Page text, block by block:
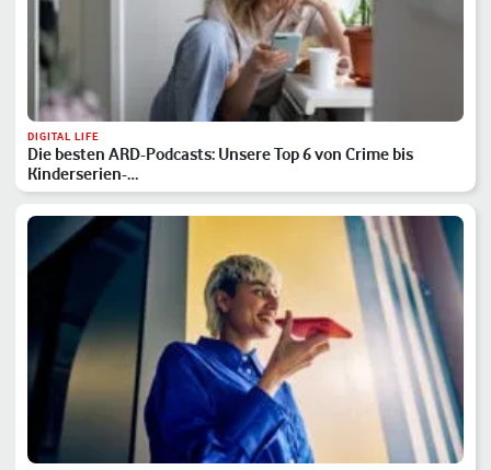
DIGITAL LIFE
Die besten ARD-Podcasts: Unsere Top 6 von Crime bis
Kinderserien-…